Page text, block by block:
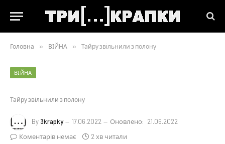
Головна » ВІЙНА » Тайру звільнили з полону
ВІЙНА
Тайру звільнили з полону
By 3krapky 17.06.2022 Оновлено: 21.06.2022
Коментарів немає
2 хв читали